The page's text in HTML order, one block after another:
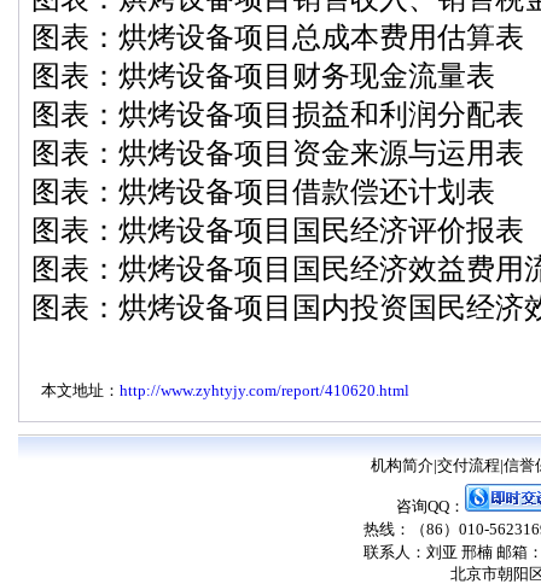
图表：烘烤设备项目总成本费用估算表
图表：烘烤设备项目财务现金流量表
图表：烘烤设备项目损益和利润分配表
图表：烘烤设备项目资金来源与运用表
图表：烘烤设备项目借款偿还计划表
图表：烘烤设备项目国民经济评价报表
图表：烘烤设备项目国民经济效益费用
图表：烘烤设备项目国内投资国民经济
本文地址： http://www.zyhtyjy.com/report/410620.html
机构简介|交付流程|信誉
咨询QQ：
热线：（86）010-
联系人：刘亚 邢楠 邮箱
北京市朝阳